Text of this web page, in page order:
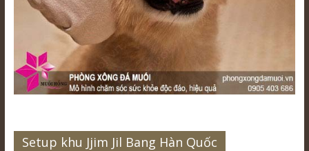
Setup khu Jjim Jil Bang Hàn Quốc